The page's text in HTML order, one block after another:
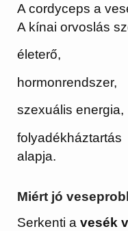
A cordyceps a
A kínai orvoslás
életerő,
hormonrendszer,
szexuális energia,
folyadékháztartás
alapja.
Miért jó
Serkenti avesék